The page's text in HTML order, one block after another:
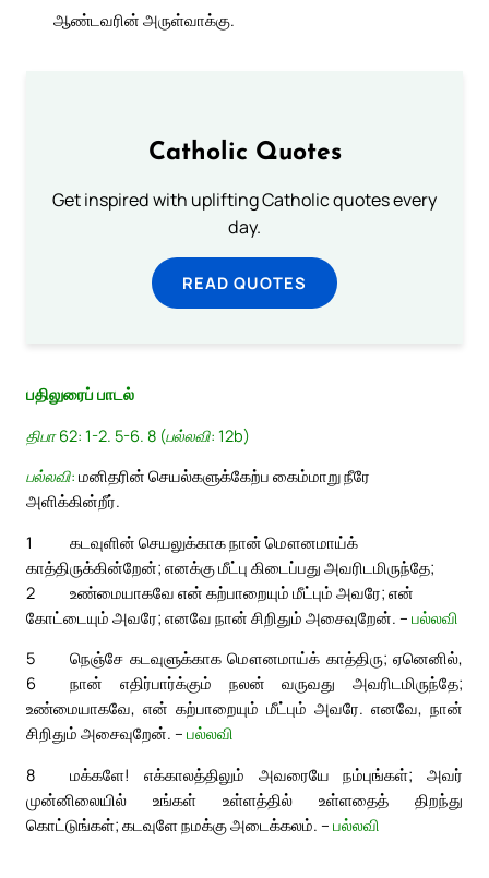
ஆண்டவரின் அருள்வாக்கு.
Catholic Quotes
Get inspired with uplifting Catholic quotes every
day.
READ QUOTES
பதிலுரைப் பாடல்
திபா 62: 1-2. 5-6. 8 (பல்லவி: 12b)
பல்லவி: மனிதரின் செயல்களுக்கேற்ப கைம்மாறு நீரே
அளிக்கின்றீர்.
1
கடவுளின் செயலுக்காக நான் மௌனமாய்க்
காத்திருக்கின்றேன்; எனக்கு மீட்பு கிடைப்பது அவரிடமிருந்தே;
2
உண்மையாகவே என் கற்பாறையும் மீட்பும் அவரே; என்
கோட்டையும் அவரே; எனவே நான் சிறிதும் அசைவுறேன். – பல்லவி
5
நெஞ்சே கடவுளுக்காக மௌனமாய்க் காத்திரு; ஏனெனில்,
நான் எதிர்பார்க்கும் நலன் வருவது அவரிடமிருந்தே;
6
உண்மையாகவே, என் கற்பாறையும் மீட்பும் அவரே. எனவே, நான்
சிறிதும் அசைவுறேன். – பல்லவி
8
மக்களே! எக்காலத்திலும் அவரையே நம்புங்கள்; அவர்
முன்னிலையில் உங்கள் உள்ளத்தில் உள்ளதைத் திறந்து
கொட்டுங்கள்; கடவுளே நமக்கு அடைக்கலம். – பல்லவி